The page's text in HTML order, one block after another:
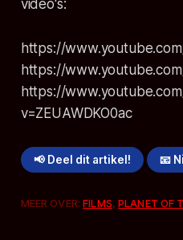
video's:
https://
https://
https://
v=ZEUAWDKO0ac
📢 Deel dit artikel! 📧
MEER OVER:FILMS,PLANET OF